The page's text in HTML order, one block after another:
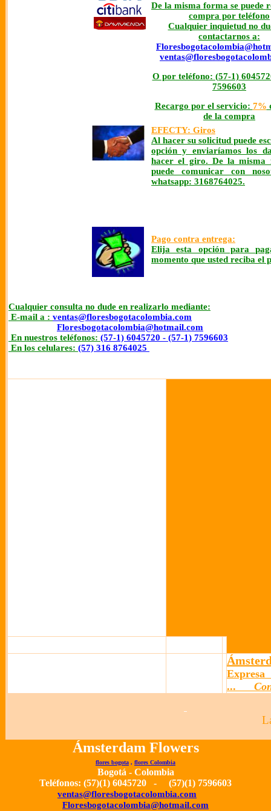
De la misma forma se puede
compra por teléfono
Cualquier inquietud no
contactarnos a:
O por teléfono: (57-1)
7596603
Recargo por el servicio: 7%
de la compra
EFECTY: Giros
Al hacer su solicitud puede
opción y enviaríamos los
hacer el giro. De la misma
puede comunicar con
whatsapp: 3168764025.
Pago contra entrega:
Elija esta opción para
momento que usted reciba el
Cualquier consulta no dude en realizarlo mediante:
E-mail a : ventas@floresbogotacolombia.com
Floresbogotacolombia@hotmail.com
En nuestros teléfonos: (57-1) 6045720 - (57-1) 7596603
En los celulares: (57) 316 8764025
...
Las
Ámsterdam Flowers
flores bogota , flores Colombia
Bogotá - Colombia
Teléfonos: (57)(1) 6045720 - (57)(1) 7596603
ventas@floresbogotacolombia.com
Floresbogotacolombia@hotmail.com